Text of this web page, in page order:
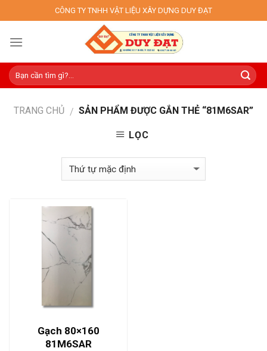
to
content
CÔNG TY TNHH VẬT LIỆU XÂY DỰNG DUY ĐẠT
TRANG CHỦ / SẢN PHẨM ĐƯỢC GẮN THẺ “81M6SAR”
LỌC
Gạch 80×160
81M6SAR